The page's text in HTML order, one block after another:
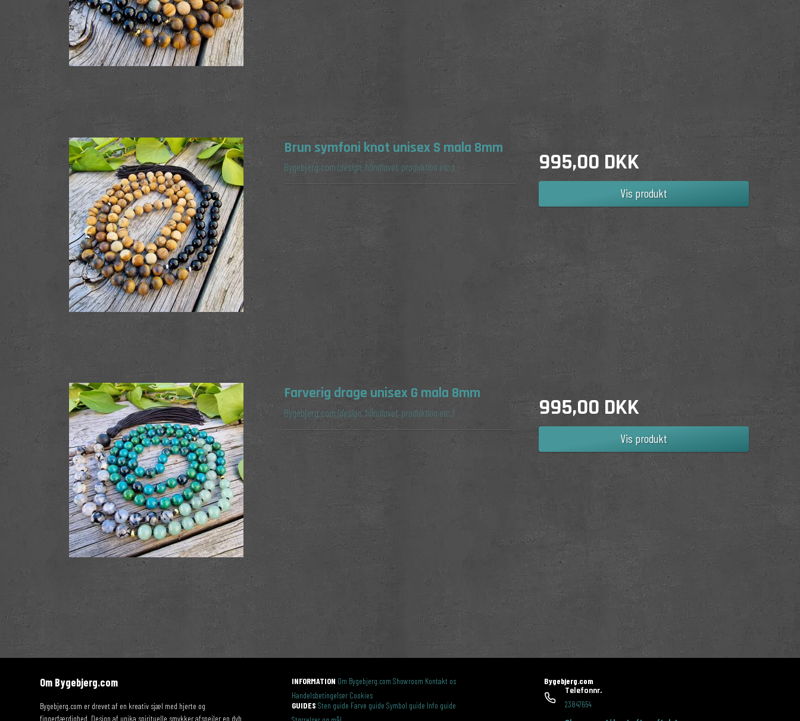
Brun symfoni knot unisex S mala 8mm
Bygebjerg.com(design, håndlavet, produktion etc.) 995,00 DKK
Vis produkt
Farverig drage unisex G mala 8mm
Bygebjerg.com(design, håndlavet, produktion etc.) 995,00 DKK
Vis produkt
Om Bygebjerg.com
Bygebjerg.com er drevet af en kreativ sjæl med hjerte og
fingerfærdighed. Design af unika spirituelle smykker afspejler en dyb
INFORMATION Om Bygebjerg.com Showroom Kontakt os
Handelsbetingelser Cookies
GUIDES Sten guide Farve guide Symbol guide Info guide
Bygebjerg.com
Telefonnr.
23847654